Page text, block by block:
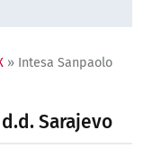
» Intesa Sanpaolo
Sarajevo